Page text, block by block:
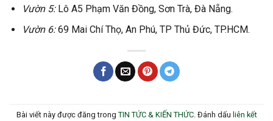
Vườn 5:Lô A5 Phạm Văn Đồng, Sơn Trà, Đà Nẵng.
Vườn 6:69 Mai Chí Thọ, An Phú, TP Thủ Đức, TP.HCM.
Bài viết này được đăng trong TIN TỨC & KIẾN THỨC. Đánh dấu liên kết